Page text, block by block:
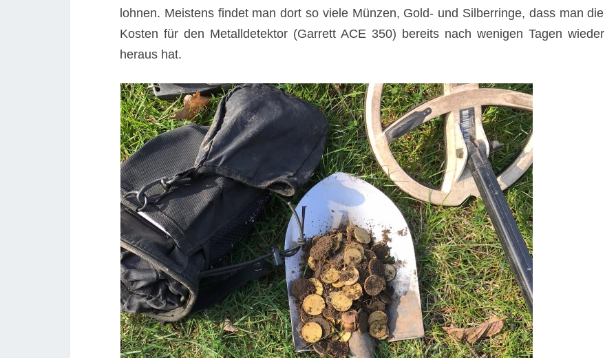
lohnen. Meistens findet man dort so viele Münzen, Gold- und Silberringe, dass man die
Kosten für den Metalldetektor (Garrett ACE 350) bereits nach wenigen Tagen wieder
heraus hat.